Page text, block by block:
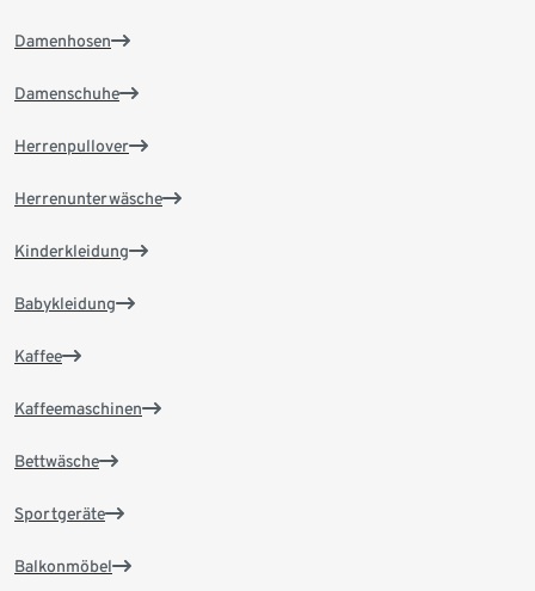
Damenhosen
Damenschuhe
Herrenpullover
Herrenunterwäsche
Kinderkleidung
Babykleidung
Kaffee
Kaffeemaschinen
Bettwäsche
Sportgeräte
Balkonmöbel